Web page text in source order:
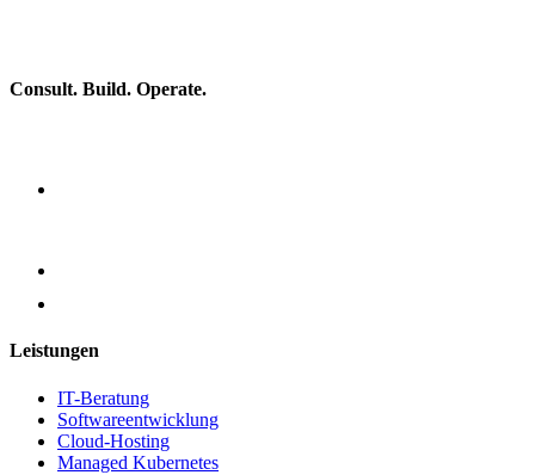
Consult. Build. Operate.
Leistungen
IT-Beratung
Softwareentwicklung
Cloud-Hosting
Managed Kubernetes